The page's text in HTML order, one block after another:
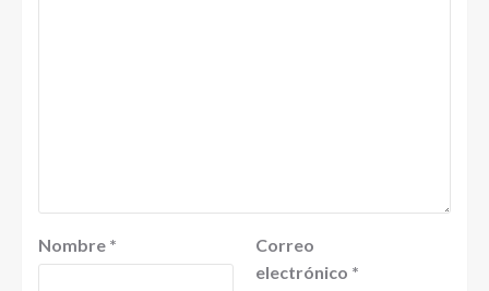
Nombre *
Correo
electrónico *